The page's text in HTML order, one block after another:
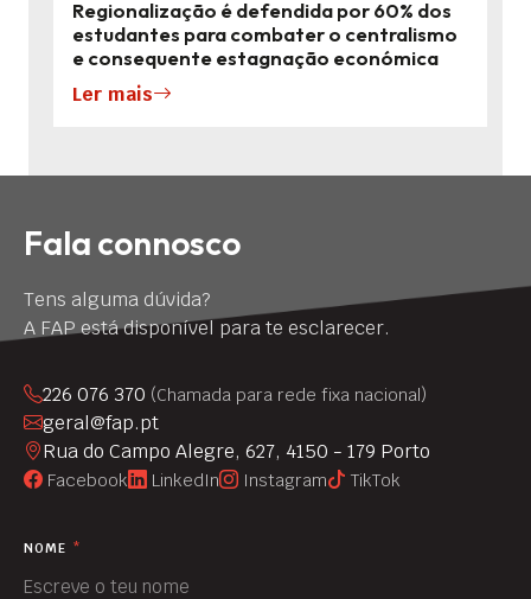
Regionalização é defendida por 60% dos
estudantes para combater o centralismo
e consequente estagnação económica
Ler mais
Fala connosco
Tens alguma dúvida?
A FAP está disponível para te esclarecer.
226 076 370 (Chamada para rede fixa nacional)
geral@fap.pt
Rua do Campo Alegre, 627, 4150 - 179 Porto
Facebook LinkedIn Instagram TikTok
NOME *